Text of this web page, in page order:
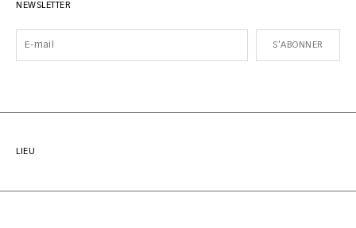
NEWSLETTER
S'ABONNER
LIEU